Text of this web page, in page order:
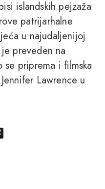
islandskih pejzaža
patrijarhalne
u najudaljenijoj
preveden na
se priprema i filmska
Lawrence u